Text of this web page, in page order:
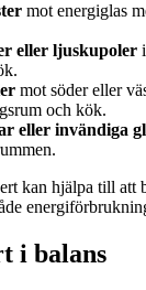
mot energiglas
eller ljuskupoler
mot söder eller
och kök.
eller invändiga
kan hjälpa till att
i balans